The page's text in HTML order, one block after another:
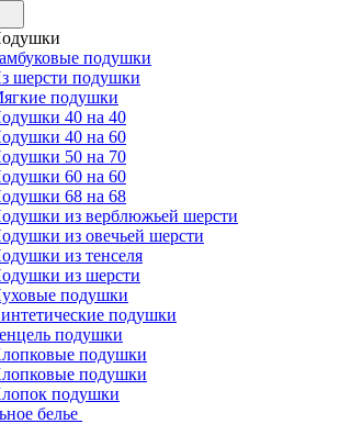
подушки
шерсти подушки
подушки
40 на 40
40 на 60
50 на 70
60 на 60
68 на 68
из верблюжьей шерсти
из овечьей шерсти
из тенселя
из шерсти
подушки
подушки
подушки
подушки
подушки
подушки
белье